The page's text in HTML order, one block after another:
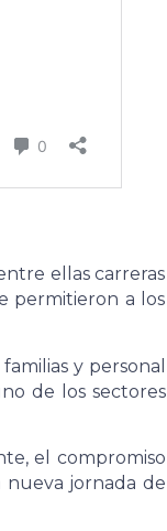
ellas carreras
permitieron a los
y personal
de los sectores
el compromiso
nueva jornada de